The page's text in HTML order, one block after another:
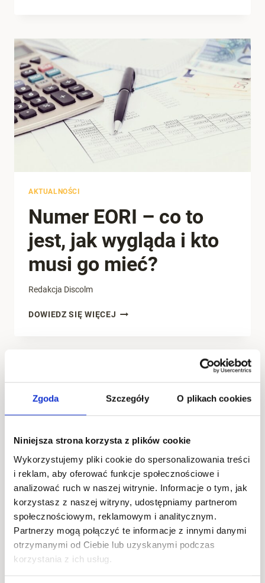
Zgoda Szczegóły O plikach cookies
Niniejsza strona korzysta z plików cookie
Wykorzystujemy pliki cookie do spersonalizowania treści
i reklam, aby oferować funkcje społecznościowe i
analizować ruch w naszej witrynie. Informacje o tym, jak
korzystasz z naszej witryny, udostępniamy partnerom
społecznościowym, reklamowym i analitycznym.
Partnerzy mogą połączyć te informacje z innymi danymi
otrzymanymi od Ciebie lub uzyskanymi podczas
korzystania z ich usług.
SIĘ
JĄ
IMPORTOWAĆ
Z
CHIN?
AKTUALNOŚCI
Numer EORI – co to
jest, jak wygląda i kto
musi go mieć?
Redakcja Discolm
DOWIEDZ SIĘ WIĘCEJ NUMER
WYGLĄDA
MUSI
MIEĆ?
AKTUALNOŚCI
Historia importu:
kontenery morskie
SEE REVIEWS